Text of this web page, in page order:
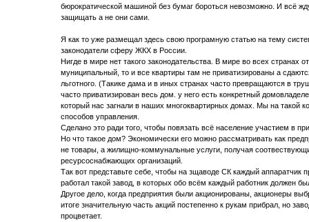
бюрократической машиной без бумаг бороться невозможно. И всё
защищать а не они сами.
Я как то уже размещал здесь свою програмную статью на тему
законодатели сферу ЖКХ в России.
Нигде в мире нет такого законодательства. В мире во всех странах
муниципальный, то и все квартиры там не приватизированы а
льготного. (Такике дама и в иных странах часто превращаются в
часто приватизирован весь дом. у него есть конкретный
который нас загнали в наших многоквартирных домах. Мы на такой
способов управления.
Сделано это ради того, чтобы повязать всё население участием в
Но что такое дом? Экономически его можно рассматривать как
не товары, а жилищно-коммунальные услуги, получая
ресурсоснабжающих организаций.
Так вот представьте себе, чтобы на зщаводе СК каждый аппаратчик
работал такой завод, в которых обо всём каждый работник должен
Другое дело, когда предприятия были акционированы, акционеры
итоге значительную часть акций постепенно к рукам прибрал, но
процветает.